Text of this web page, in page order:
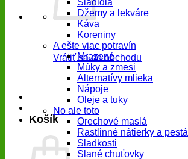
Vrátiť sa do obchodu
Košík
Sladidlá
Džemy a lekváre
Káva
Koreniny
A ešte viac potravín
Mrazené
Múky a zmesi
Alternatívy mlieka
Nápoje
Oleje a tuky
No ale toto
Orechové maslá
Rastlinné nátierky a pestá
Sladkosti
Slané chuťovky